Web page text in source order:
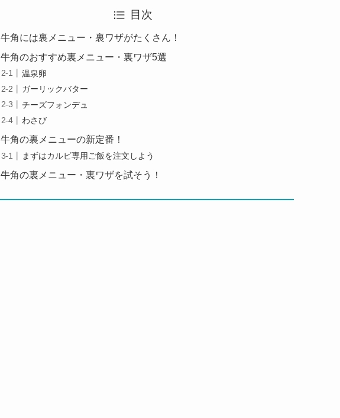
目次
牛角には裏メニュー・裏ワザがたくさん！
牛角のおすすめ裏メニュー・裏ワザ5選
温泉卵
ガーリックバター
チーズフォンデュ
わさび
牛角の裏メニューの新定番！
まずはカルビ専用ご飯を注文しよう
牛角の裏メニュー・裏ワザを試そう！